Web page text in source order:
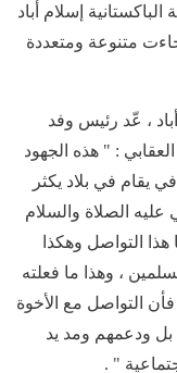
إسلام أباد
من 30 آذار ولغاية 3 نيسان 2016 ؛ جاءت متنوعة ومتعددة
، عّد رئيس وفد
: " هذه الجهود
يقام في بلاد يكثر
الصلاة والسلام
التواصل وهكذا
، وهذا ما فعلته
التواصل مع الأخوة
بل ودعمهم ومد يد
" .